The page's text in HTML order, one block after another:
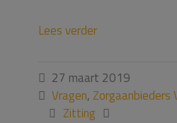
Lees verder
 27 maart 2019
 Vragen,Zorgaanbieders
 Zitting 